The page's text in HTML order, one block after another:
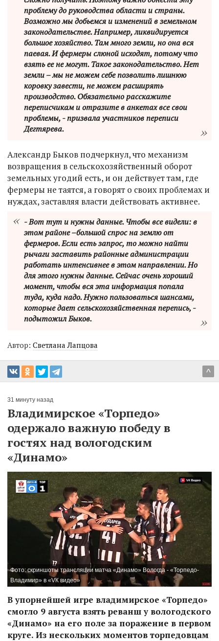
проблему до руководства области и страны.
Возможно мы добьемся и изменений в земельном
законодательстве. Например, ликвидируется
большое хозяйство. Там много земли, но она вся
паевая. И фермеры слюной исходят, потому что
взять ее не могут. Такое законодательство. Нет
земли – мы не можем себе позволить лишнюю
коровку завести, не можем расширять
производство. Обязательно расскажите
переписчикам и отразите в анкетах все свои
проблемы, - призвала участников переписи
Дегтярева.
Александр Быков подчеркнул, что механизм
возвращения в сельскохозяйственный оборот
земельных угодий есть, и он действует там, где
фермеры не таятся, а говорят о своих проблемах и
нуждах, заставляя власти действовать активнее.
- Вот тут и нужны данные. Чтобы все видели: в
этом районе –большой спрос на землю от
фермеров. Если есть запрос, то можно найти
рычаги заставить районные администрации
работать интенсивнее в этом направлении. Но
для этого нужны данные. Сейчас очень хороший
момент, чтобы вся эта информация попала
туда, куда надо. Нужно пользоваться шансами,
которые дает сельскохозяйственная перепись, -
подытожил Быков.
Автор: Светлана Лапцова
^
31 минуту назад
Владимирское «Торпедо»
одержало важную победу в
гостях над вологодским
«Динамо»
Фото: скриншоты трансляции матча «Динамо» Вологда - «Торпедо-
Владимир» в «VК видео»
В упорнейшей игре владимирское «Торпедо»
смогло 9 августа взять реванш у вологодского
«Динамо» на его поле за поражение в первом
круге. Из нескольких моментов торпедовцам